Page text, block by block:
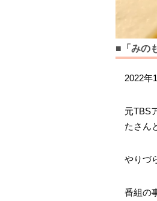
■「みの
2022年
元TBS
たさん
やりづ
番組の